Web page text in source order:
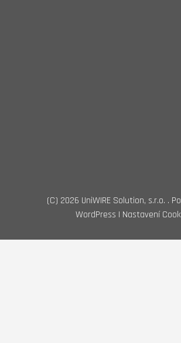
(C) 2026 UniWIRE Solution, s.r.o. .
WordPress | Nastavení